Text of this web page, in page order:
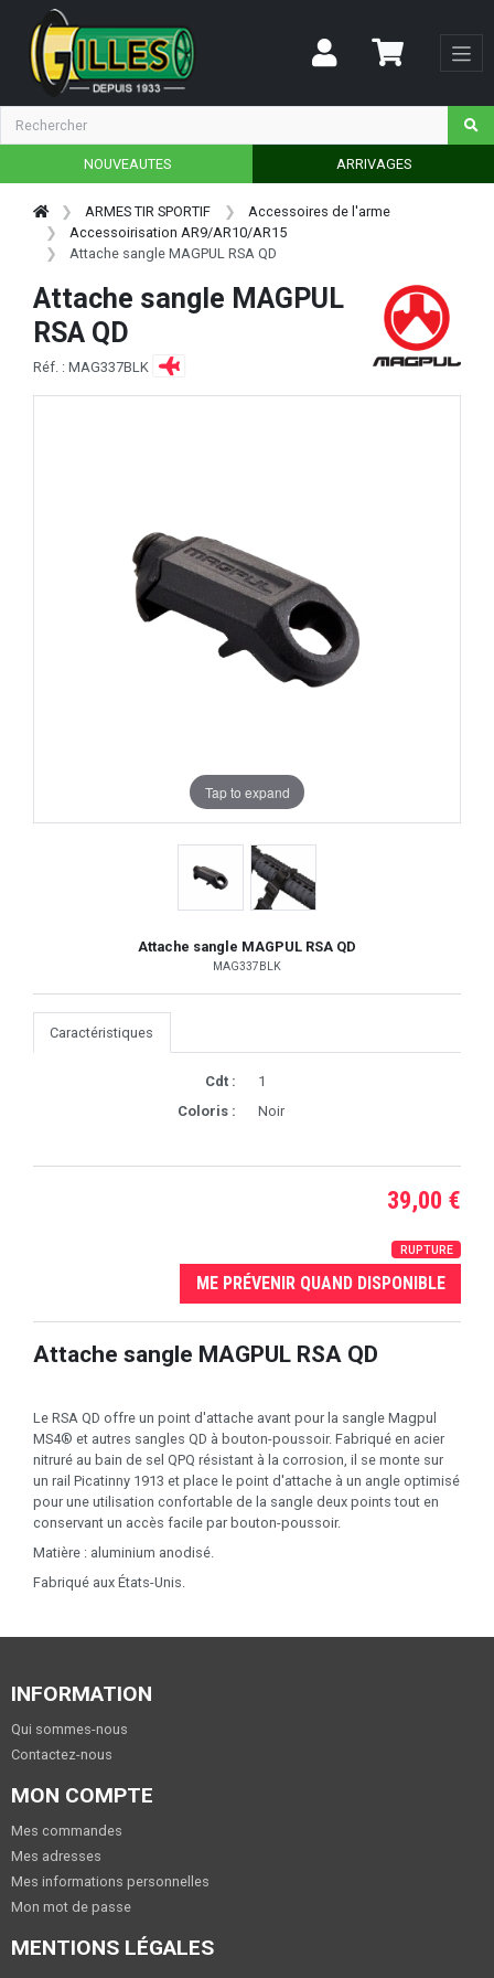
NOUVEAUTES ARRIVAGES
ARMES TIR SPORTIF
Accessoires de l'arme
Accessoirisation AR9/AR10/AR15
Attache sangle MAGPUL RSA QD
Attache sangle MAGPUL
RSA QD
Réf. : MAG337BLK
Tap to expand
Attache sangle MAGPUL RSA QD
MAG337BLK
Caractéristiques
Cdt :
1
Coloris :
Noir
39,00 €
RUPTURE
ME PRÉVENIR QUAND DISPONIBLE
Attache sangle MAGPUL RSA QD
Le RSA QD offre un point d'attache avant pour la sangle Magpul
MS4® et autres sangles QD à bouton-poussoir. Fabriqué en acier
nitruré au bain de sel QPQ résistant à la corrosion, il se monte sur
un rail Picatinny 1913 et place le point d'attache à un angle optimisé
pour une utilisation confortable de la sangle deux points tout en
conservant un accès facile par bouton-poussoir.
Matière : aluminium anodisé.
Fabriqué aux États-Unis.
INFORMATION
Qui sommes-nous
Contactez-nous
MON COMPTE
Mes commandes
Mes adresses
Mes informations personnelles
Mon mot de passe
MENTIONS LÉGALES